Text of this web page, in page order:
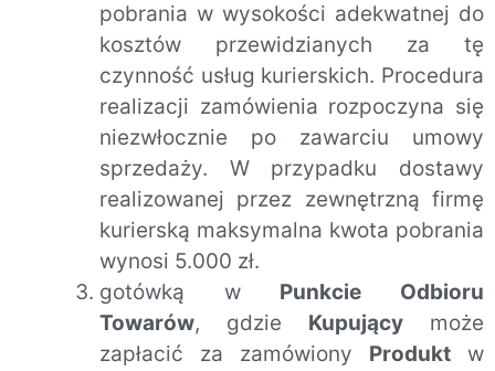
pobrania w wysokości adekwatnej do
kosztów przewidzianych za tę
czynność usług kurierskich. Procedura
realizacji zamówienia rozpoczyna się
niezwłocznie po zawarciu umowy
sprzedaży. W przypadku dostawy
realizowanej przez zewnętrzną firmę
kurierską maksymalna kwota pobrania
wynosi 5.000 zł.
gotówką w Punkcie Odbioru
Towarów, gdzie Kupujący może
zapłacić za zamówiony Produkt w